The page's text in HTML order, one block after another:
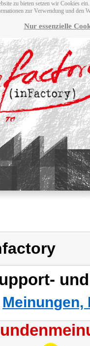
zu bieten setzen wir Cookies
zur Verwendung und den
Nur essenzielle